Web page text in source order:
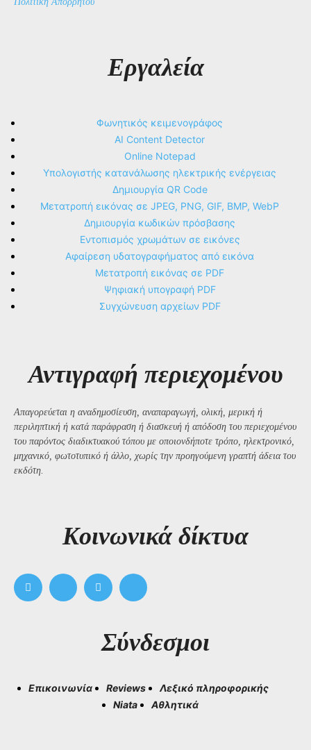
Εργαλεία
Φωνητικός κειμενογράφος
AI Content Detector
Online Notepad
Υπολογιστής κατανάλωσης ηλεκτρικής ενέργειας
Δημιουργία QR Code
Μετατροπή εικόνας σε JPEG, PNG, GIF, BMP, WebP
Δημιουργία κωδικών πρόσβασης
Εντοπισμός χρωμάτων σε εικόνες
Αφαίρεση υδατογραφήματος από εικόνα
Μετατροπή εικόνας σε PDF
Ψηφιακή υπογραφή PDF
Συγχώνευση αρχείων PDF
Αντιγραφή περιεχομένου
Απαγορεύεται η αναδημοσίευση, αναπαραγωγή, ολική, μερική ή
περιληπτική ή κατά παράφραση ή διασκευή ή απόδοση του περιεχομένου
του παρόντος διαδικτυακού τόπου με οποιονδήποτε τρόπο, ηλεκτρονικό,
μηχανικό, φωτοτυπικό ή άλλο, χωρίς την προηγούμενη γραπτή άδεια του
εκδότη.
Kοινωνικά δίκτυα
Σύνδεσμοι
Επικοινωνία Reviews
Λεξικό πληροφορικής
Niata
Αθλητικά